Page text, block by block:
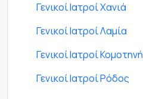
Γενικοί Ιατροί Χανιά
Γενικοί Ιατροί Λαμία
Γενικοί Ιατροί Κομοτηνή
Γενικοί Ιατροί Ρόδος